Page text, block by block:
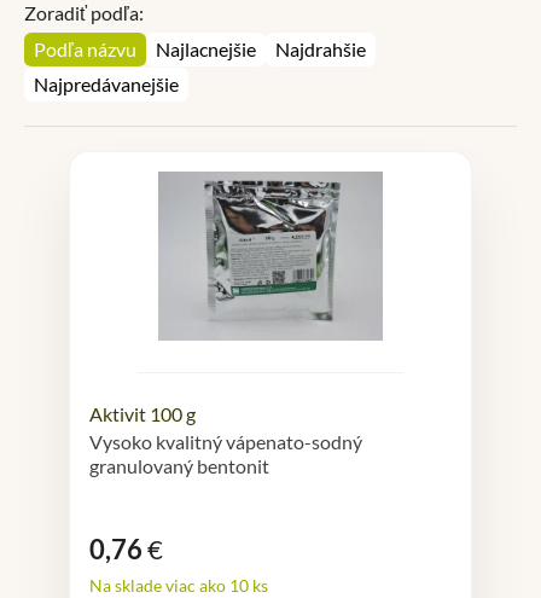
Zoradiť podľa:
Podľa názvu
Najlacnejšie
Najdrahšie
Najpredávanejšie
Aktivit 100 g
Vysoko kvalitný vápenato-sodný
granulovaný bentonit
0,76€
Na sklade viac ako 10 ks